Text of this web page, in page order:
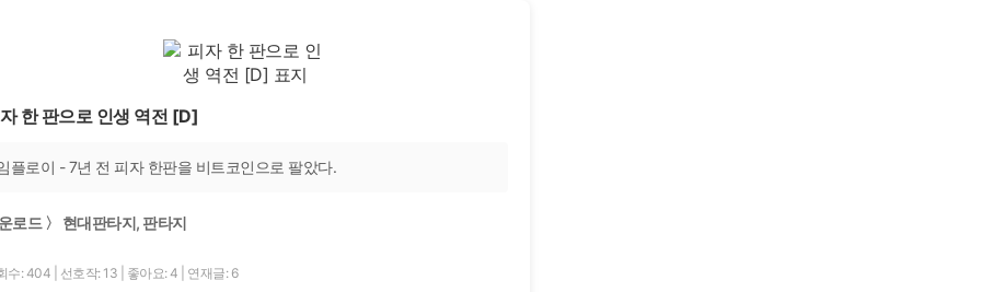
한 판으로 인생 역전 [D]
플로이 - 7년 전 피자 한판을 비트코인으로 팔았다.
로드 〉 현대판타지, 판타지
수: 404 선호작: 13 좋아요: 4 연재글: 6